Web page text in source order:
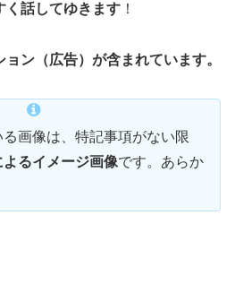
く話してゆきます ！
ン（広告）が含まれています。
画像は、特記事項がない限
るイメージ画像です。あらか